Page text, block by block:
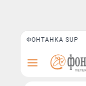
ФОНТАНКА SUP